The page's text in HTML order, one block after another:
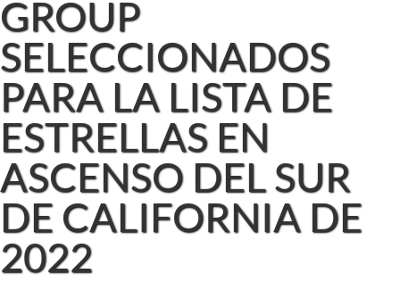
GROUP
SELECCIONADOS
PARA LA LISTA DE
ESTRELLAS EN
ASCENSO DEL SUR
DE CALIFORNIA DE
2022